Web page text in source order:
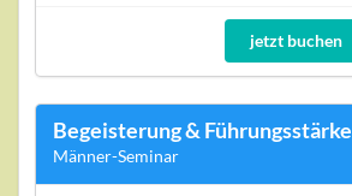
jetzt buchen
Begeisterung & Führungsstärke
Männer-Seminar